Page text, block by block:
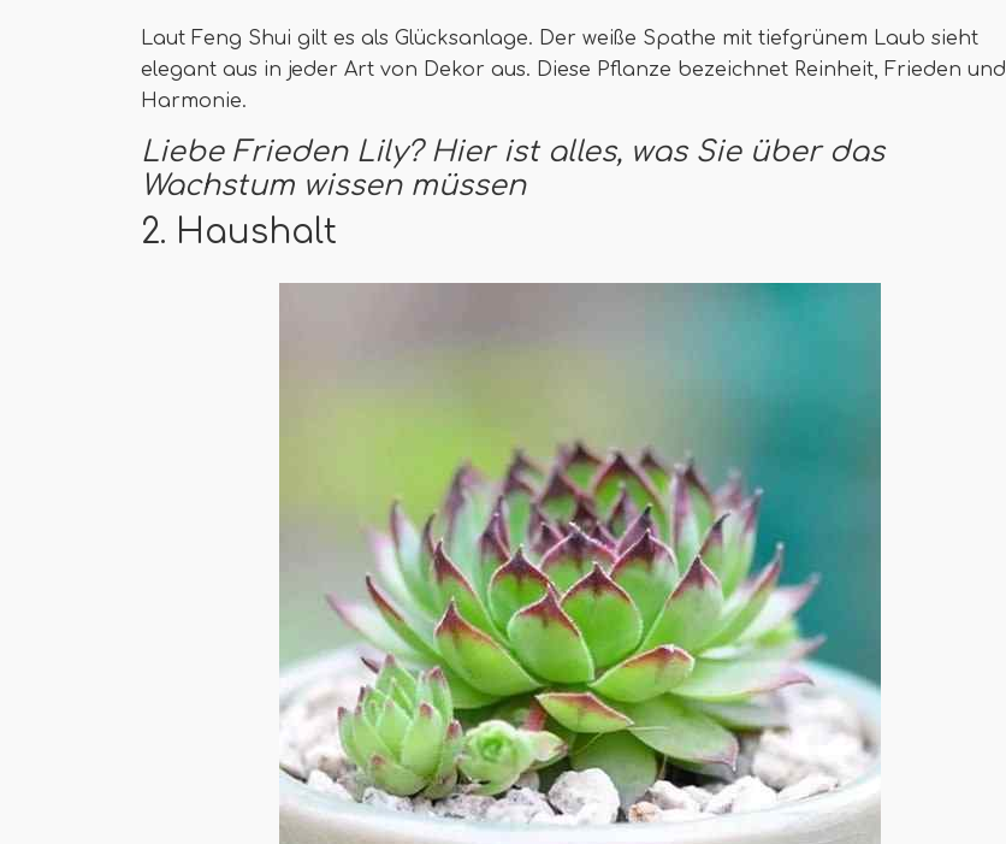
Laut Feng Shui gilt es als Glücksanlage. Der weiße Spathe mit tiefgrünem Laub sieht
elegant aus in jeder Art von Dekor aus. Diese Pflanze bezeichnet Reinheit, Frieden und
Harmonie.
Liebe Frieden Lily? Hier ist alles, was Sie über das
Wachstum wissen müssen
2. Haushalt